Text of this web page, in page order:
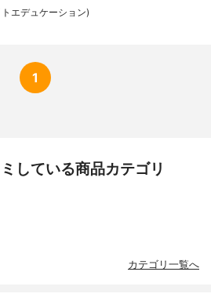
エデュケーション)
1
している商品カテゴリ
カテゴリ一覧へ